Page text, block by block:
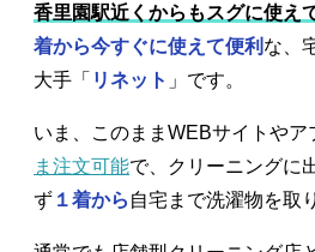
香里園駅近くからもスグに使え
着から今すぐに使えて便利 な、
大手「 リネット 」です。
いま、このままWEBサイトやア
ま注文可能で、クリーニングに
ず １着から 自宅まで洗濯物を取